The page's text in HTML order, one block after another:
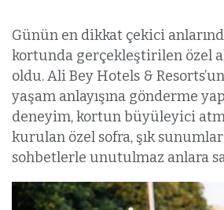
Günün en dikkat çekici
kortunda gerçekleştirilen özel
oldu. Ali Bey Hotels &
yaşam anlayışına gönderme
deneyim, kortun büyüleyici
kurulan özel sofra, şık
sohbetlerle unutulmaz anlara